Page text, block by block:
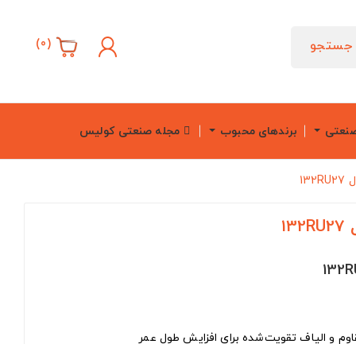
جستجو (
0
)
برندهای محبوب مجله صنعتی کولیس
و الیاف تقویت‌شده برای افزایش طول عمر